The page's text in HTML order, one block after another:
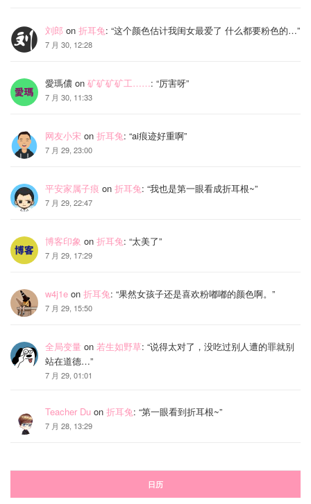
刘郎 on 折耳兔: “这个颜色估计我闺女最爱了 什么都要粉色的…”
7 月 30, 12:28
愛瑪儂 on 矿矿矿矿工……: “厉害呀”
7 月 30, 11:33
网友小宋 on 折耳兔: “ai痕迹好重啊”
7 月 29, 23:00
平安家属子痕 on 折耳兔: “我也是第一眼看成折耳根~”
7 月 29, 22:47
博客印象 on 折耳兔: “太美了”
7 月 29, 17:29
w4j1e on 折耳兔: “果然女孩子还是喜欢粉嘟嘟的颜色啊。 ”
7 月 29, 15:50
全局变量 on 若生如野草: “说得太对了，没吃过别人遭的罪就别
站在道德…”
7 月 29, 01:01
Teacher Du on 折耳兔: “第一眼看到折耳根~”
7 月 28, 13:29
日历